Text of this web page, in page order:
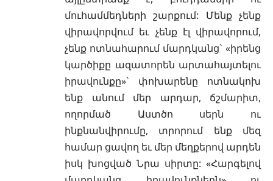
մուհամմեդների շարքում: Մենք չենք
վիրավորվում եւ չենք էլ վիրավորում,
չենք ոտնահարում մարդկանց` «իրենց
կարծիքը ազատորեն արտահայտելու
իրավունքը»` փոխարենը ոտնակոխ
ենք անում մեր արդար, ճշմարիտ,
ողորմած Աստծո սերն ու
ինքնանվիրումը, տրորում ենք մեզ
համար ցավող եւ մեր մեղքերով արդեն
իսկ խոցված Նրա սիրտը: «Հարգելով